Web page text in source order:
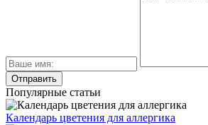
Популярные статьи
Календарь цветения для аллергика